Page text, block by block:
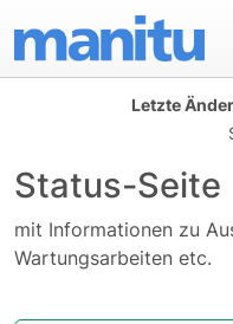
Letzte
Status-Seite
mit Informationen zu
Wartungsarbeiten etc.